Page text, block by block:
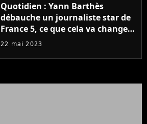
Quotidien : Yann Barthès
débauche un journaliste star de
France 5, ce que cela va changer
à la rentrée
22 mai 2023